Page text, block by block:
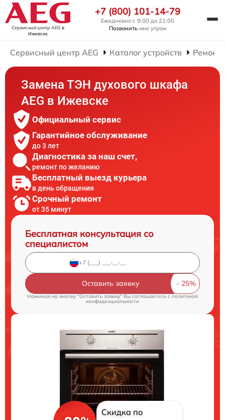
Сервисный центр AEG в
Ижевске
+7 (800) 101-14-79
Ежедневно с 9:00 до 21:00
Позвонить мне утром
Сервисный центр AEG Каталог устройств
Замена ТЭН духового шкафа
AEG в Ижевске
Официальный сервис
Гарантийное обслуживание
до 3 лет
Диагностика за наш счет,
ремонт по желанию
Бесплатный выезд курьера
в день обращения
Срочный ремонт
от 35 минут
Бесплатная консультация со
специалистом
Оставить заявку
Нажимая на кнопку "Оставить заявку" Вы соглашаетесь cполитикой
конфиденциальности
Скидка по